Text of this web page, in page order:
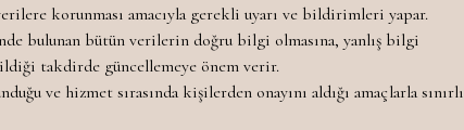
korunması amacıyla gerekli uyarı ve bildirimleri yapar.
bulunan bütün verilerin doğru bilgi olmasına, yanlış bilgi
takdirde güncellemeye önem verir.
ve hizmet sırasında kişilerden onayını aldığı amaçlarla sınırlı